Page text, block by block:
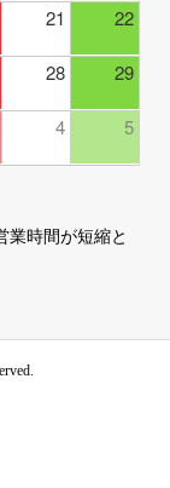
21 22
28 29
4 5
業時間が短縮と